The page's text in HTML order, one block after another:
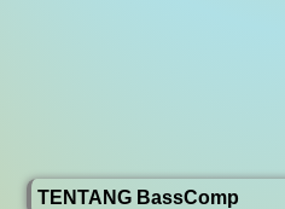
TENTANG BassComp